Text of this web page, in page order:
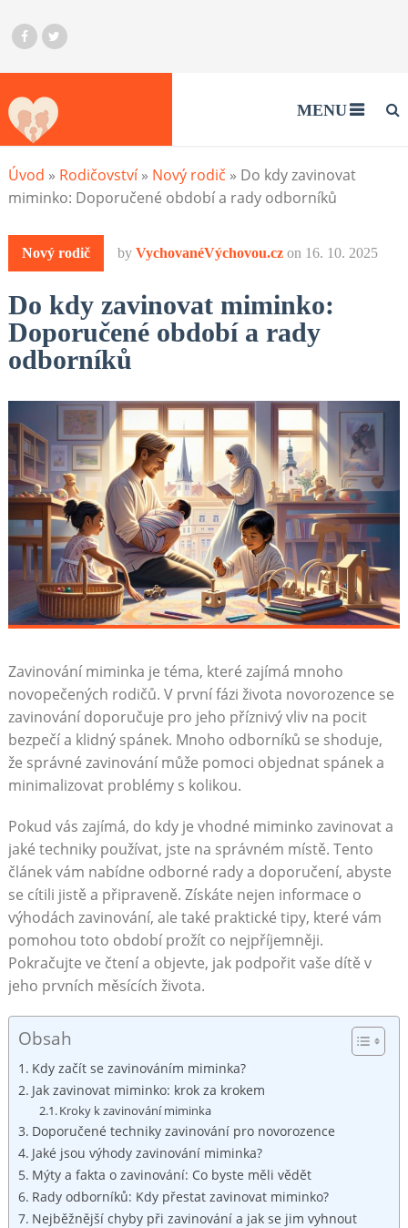
MENU
Úvod » Rodičovství» Nový rodič » Do kdy zavinovat
miminko: Doporučené období a rady odborníků
Nový rodič by VychovanéVýchovou.cz on 16. 10. 2025
Do kdy zavinovat miminko:
Doporučené období a rady
odborníků
Zavinování miminka je téma, které zajímá mnoho
novopečených rodičů. V první fázi života novorozence se
zavinování doporučuje pro jeho příznivý vliv na pocit
bezpečí a klidný spánek. Mnoho odborníků se shoduje,
že správné zavinování může pomoci objednat spánek a
minimalizovat problémy s kolikou.
Pokud vás zajímá, do kdy je vhodné miminko zavinovat a
jaké techniky používat, jste na správném místě. Tento
článek vám nabídne odborné rady a doporučení, abyste
se cítili jistě a připraveně. Získáte nejen informace o
výhodách zavinování, ale také praktické tipy, které vám
pomohou toto období prožít co nejpříjemněji.
Pokračujte ve čtení a objevte, jak podpořit vaše dítě v
jeho prvních měsících života.
Obsah
Kdy začít se zavinováním miminka?
Jak zavinovat miminko: krok za krokem
Kroky k zavinování miminka
Doporučené techniky zavinování pro novorozence
Jaké jsou výhody zavinování miminka?
Mýty a fakta o zavinování: Co byste měli vědět
Rady odborníků: Kdy přestat zavinovat miminko?
Nejběžnější chyby při zavinování a jak se jim vyhnout